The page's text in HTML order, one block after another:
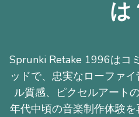
は
Sprunki Retake 1996はコ
ッドで、忠実なローファ
ル質感、ピクセルアート
年代中頃の音楽制作体験